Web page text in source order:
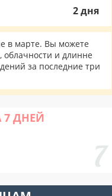
2 дня
в марте. Вы можете
облачности и длинне
за последние три
ДНЕЙ